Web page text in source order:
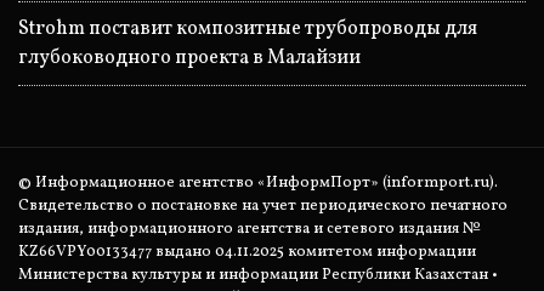
Strohm поставит композитные трубопроводы для
глубоководного проекта в Малайзии
© Информационное агентство «ИнформПорт» (informport.ru).
Свидетельство о постановке на учет периодического печатного
издания, информационного агентства и сетевого издания №
KZ66VPY00133477 выдано 04.11.2025 комитетом информации
Министерства культуры и информации Республики Казахстан •